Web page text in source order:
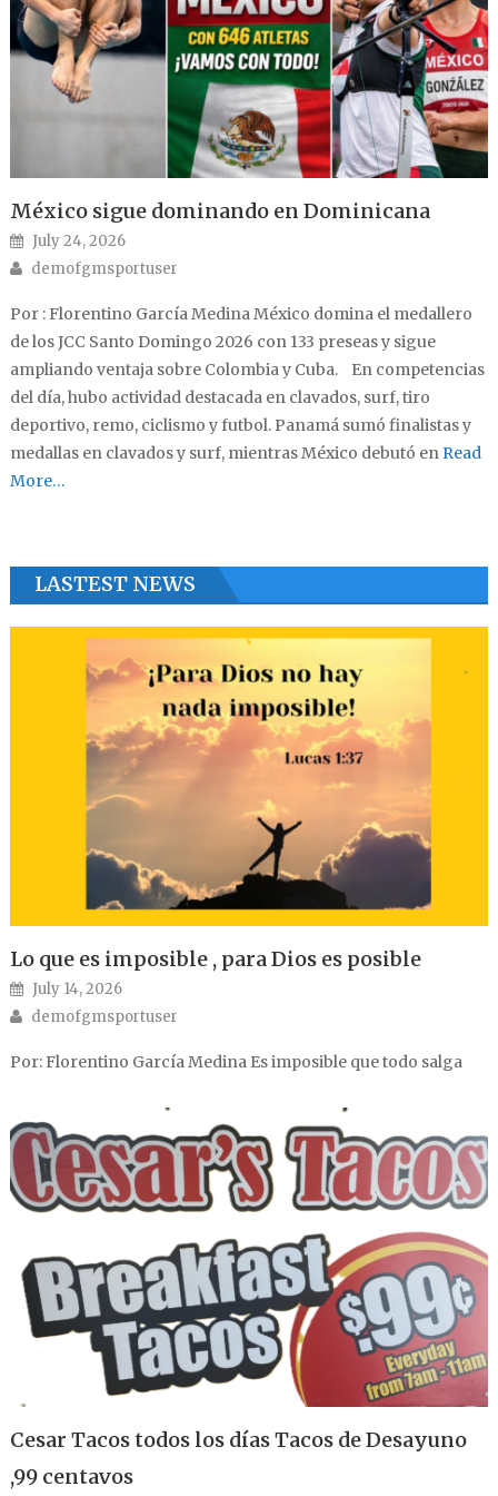
México sigue dominando en Dominicana
Posted on
July 24, 2026
Author
demofgmsportuser
Por : Florentino García Medina México domina el medallero
de los JCC Santo Domingo 2026 con 133 preseas y sigue
ampliando ventaja sobre Colombia y Cuba. En competencias
del día, hubo actividad destacada en clavados, surf, tiro
deportivo, remo, ciclismo y futbol. Panamá sumó finalistas y
medallas en clavados y surf, mientras México debutó enRead
More…
LASTEST NEWS
Lo que es imposible , para Dios es posible
Posted on
July 14, 2026
Author
demofgmsportuser
Por: Florentino García Medina Es imposible que todo salga
Cesar Tacos todos los días Tacos de Desayuno
,99 centavos